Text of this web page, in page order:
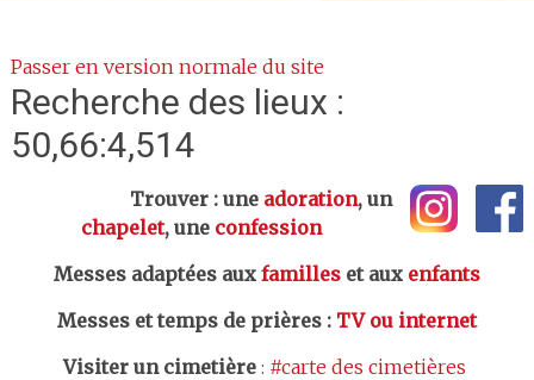
Passer en version normale du site
Recherche des lieux :
50,66:4,514
Trouver : une adoration, un
chapelet, une confession
Messes adaptées aux familleset aux enfants
Messes et temps de prières: TV ou internet
Visiter un cimetière: #carte des cimetières